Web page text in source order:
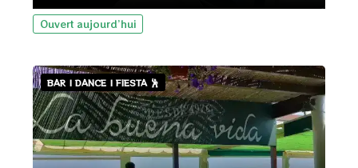
Ouvert aujourd’hui
BAR | DANCE | FIESTA 🕺